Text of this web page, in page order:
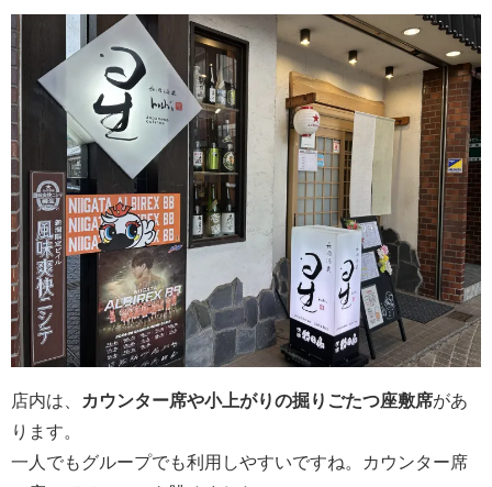
店内は、 カウンター席や小上がりの掘りごたつ座敷席があ
ります。
一人でもグループでも利用しやすいですね。カウンター席